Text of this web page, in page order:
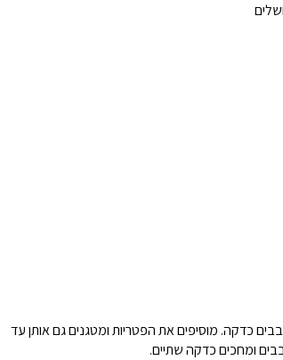
את שן השום ומערבבים כדקה. מוסיפים את הפטריות ומטגנים גם אותן עד
ומחכים כדקה שתיים.
קלחי תירס צרובים על מחבת עם גבינה בולגרית
נשנושי פרגיות קריספיים
לחם